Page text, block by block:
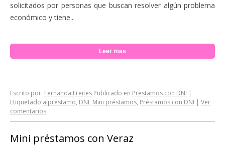
solicitados por personas que buscan resolver algún problema
económico y tiene...
Leer mas
Escrito por: Fernanda Freites Publicado en Prestamos con DNI |
Etiquetado alprestamo, DNI, Mini préstamos, Préstamos con DNI | Ver
comentarios
Mini préstamos con Veraz